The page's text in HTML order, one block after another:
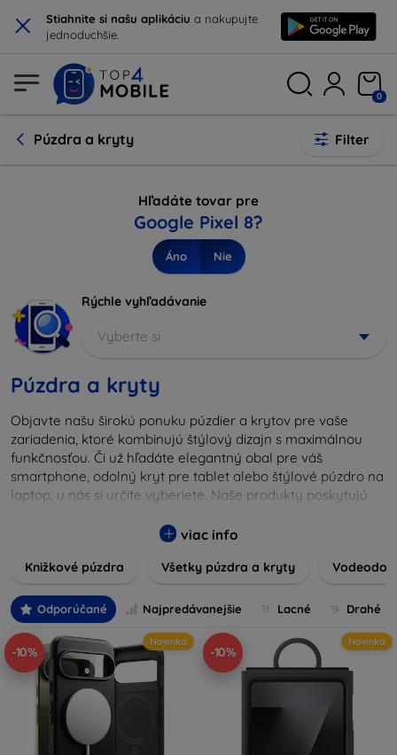
× Stiahnite si našu aplikáciu a nakupujte
jednoduchšie.
0
Púzdra a kryty Filter
Hľadáte tovar pre
Google Pixel 8?
Áno Nie
Rýchle vyhľadávanie
Vyberte si
Púzdra a kryty
Objavte našu širokú ponuku púzdier a krytov pre vaše
zariadenia, ktoré kombinujú štýlový dizajn s maximálnou
funkčnosťou. Či už hľadáte elegantný obal pre váš
smartphone, odolný kryt pre tablet alebo štýlové púzdro na
laptop, u nás si určite vyberiete. Naše produkty poskytujú
nárazmi, pričom zohľadňujú aj estetické a praktické
našli ten pravý doplnok pre vaše zariadenie. Naše púzdra a
kryty sú nielen praktické, ale aj módne, takže sa stanú
neoddeliteľnou súčasťou vášho každodenného outfitu. Pre
milovníkov technológií alebo tých, ktorí chcú len ochrániť
svoju investíciu, sme tu práve pre vás.
viac info
Knižkové púzdra Všetky púzdra a kryty
Odporúčané Najpredávanejšie Lacné Drahé
-10%
Novinka
-10%
Novinka